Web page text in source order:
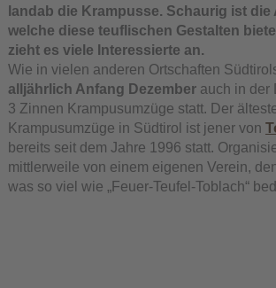
landab die Krampusse. Schaurig ist die
welche diese teuflischen Gestalten
zieht es viele Interessierte an.
Wie in vielen anderen Ortschaften
alljährlich Anfang Dezember auch in der
3 Zinnen Krampusumzüge statt. Der
Krampusumzüge in Südtirol ist jener von
bereits seit dem Jahre 1996 statt.
mittlerweile von einem eigenen Verein,
was so viel wie „Feuer-Teufel-Toblach“